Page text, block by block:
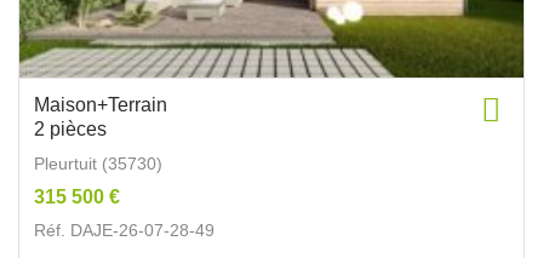
Maison+Terrain
2 pièces
Pleurtuit (35730)
315 500 €
Réf. DAJE-26-07-28-49